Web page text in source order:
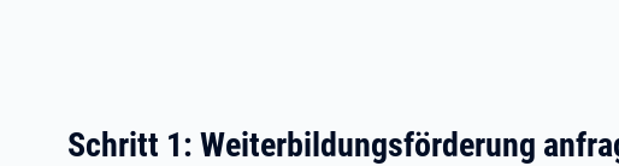
Schritt 1: Weiterbildungsförderung